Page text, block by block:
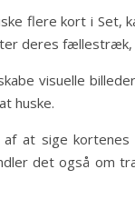
flere kort i Set,
deres fællestræk,
visuelle
huske.
at sige
det også om